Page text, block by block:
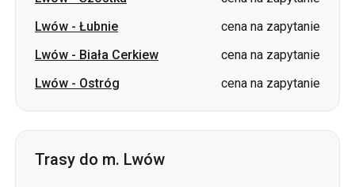
Lwów - Łubnie
cena na zapytanie
Lwów - Biała Cerkiew
cena na zapytanie
Lwów - Ostróg cena na zapytanie
Trasy do m. Lwów